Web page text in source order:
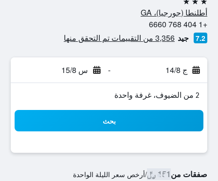
3 نجوم
أطلنطا (جورجيا)، GA
+1 404 768 6660
7.2 جيد 3,356 من التقييمات تم التحقق منها
ج 14/8 - س 15/8
2 من الضيوف، غرفة واحدة
بحث
صفقات من151 ﷼ /أرخص سعر الليلة الواحدة